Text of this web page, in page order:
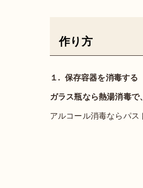
作り方
１. 保存容器を消毒する
ガラス瓶なら熱湯消毒
アルコール消毒ならパ